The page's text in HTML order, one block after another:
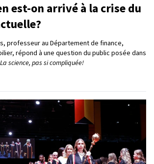
est-on arrivé à la crise du
professeur au Département de finance,
répond à une question du public posée dans
La science, pas si compliquée!